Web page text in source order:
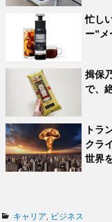
忙し
ー”
揖保
で、
トラ
クラ
世界
カ
キャリア
ビジネス